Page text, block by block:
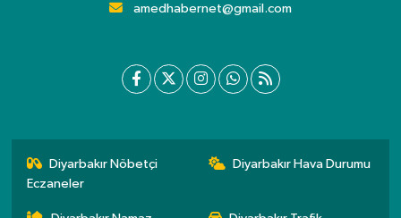
amedhabernet@gmail.com
Diyarbakır Nöbetçi
Eczaneler
Diyarbakır Hava Durumu